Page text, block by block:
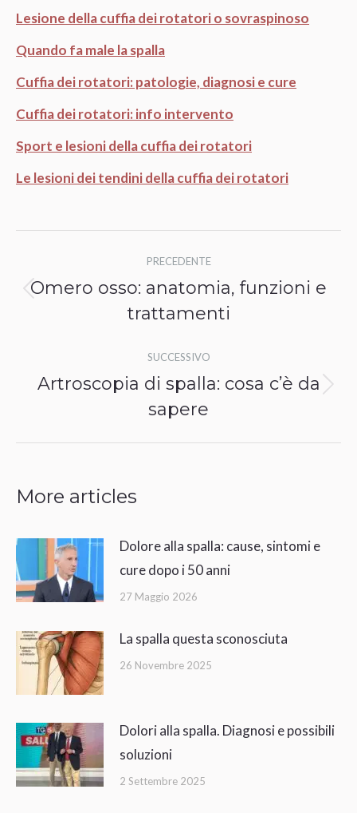
Lesione della cuffia dei rotatori o sovraspinoso
Quando fa male la spalla
Cuffia dei rotatori: patologie, diagnosi e cure
Cuffia dei rotatori: info intervento
Sport e lesioni della cuffia dei rotatori
Le lesioni dei tendini della cuffia dei rotatori
tra
PRECEDENTE
Post
precedente:
Omero osso: anatomia, funzioni e
trattamenti
SUCCESSIVO
Prossimo
post:
Artroscopia di spalla: cosa c’è da
sapere
More articles
Dolore alla spalla: cause, sintomi e
cure dopo i 50 anni
27 Maggio 2026
La spalla questa sconosciuta
26 Novembre 2025
Dolori alla spalla. Diagnosi e possibili
soluzioni
2 Settembre 2025